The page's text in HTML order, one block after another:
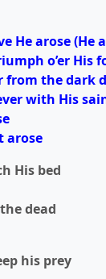
He arose (He
o’er His
from the dark
with His
arose
His bed
dead
his prey